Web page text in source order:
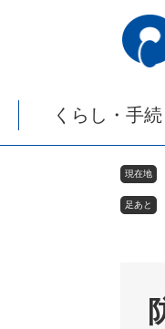
で
ば
くらし・手続
現在地
足あと